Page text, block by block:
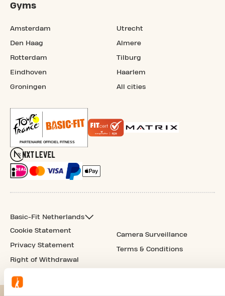
Gyms
Amsterdam
Den Haag
Rotterdam
Eindhoven
Groningen
Utrecht
Almere
Tilburg
Haarlem
All cities
Basic-Fit Netherlands
Cookie Statement
Privacy Statement
Right of Withdrawal
Camera Surveillance
Terms & Conditions